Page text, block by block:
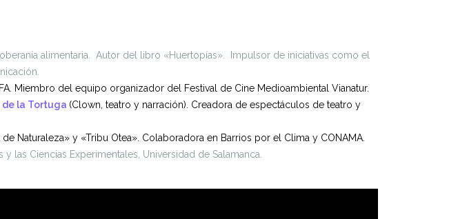
alimentaria. Autor del libro «Huertopías». Impulsor de iniciativas como el
Miembro del equipo organizador del Festival de Cine Medioambiental Vianatur.
de la Tortuga (Clown, teatro y narración). Creadora de espectáculos de teatro y
Naturaleza» y «Tribu Otea». Colaboradora en Barrios por el Clima y CONAMA.
las Ciencias Experimentales, Universidad de Salamanca.